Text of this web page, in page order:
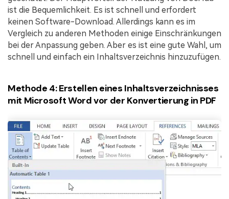
ist die Bequemlichkeit. Es ist schnell und erfordert
keinen Software-Download. Allerdings kann es im
Vergleich zu anderen Methoden einige Einschränkungen
bei der Anpassung geben. Aber es ist eine gute Wahl, um
schnell und einfach ein Inhaltsverzeichnis hinzuzufügen.
Methode 4: Erstellen eines Inhaltsverzeichnisses
mit Microsoft Word vor der Konvertierung in PDF